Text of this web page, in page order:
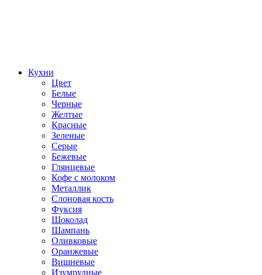
Кухни
Цвет
Белые
Черные
Желтые
Красные
Зеленые
Серые
Бежевые
Глянцевые
Кофе с молоком
Металлик
Слоновая кость
Фуксия
Шоколад
Шампань
Оливковые
Оранжевые
Вишневые
Изумрудные